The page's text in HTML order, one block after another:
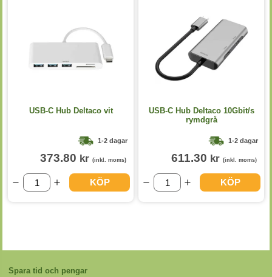
USB-C Hub Deltaco vit
1-2 dagar
373.80 kr (inkl. moms)
KÖP
USB-C Hub Deltaco 10Gbit/s
rymdgrå
1-2 dagar
611.30 kr (inkl. moms)
KÖP
Spara tid och pengar